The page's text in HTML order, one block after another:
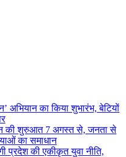
अभियान का किया शुभारंभ, बेटियों
की शुरुआत 7 अगस्त से, जनता से
का समाधान
की एकीकृत युवा नीति,